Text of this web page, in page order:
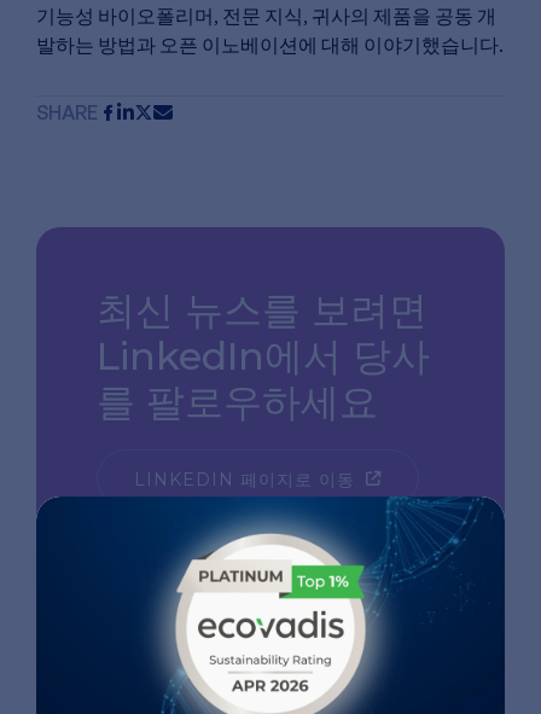
기능성 바이오폴리머, 전문 지식, 귀사의 제품을 공동 개
발하는 방법과 오픈 이노베이션에 대해 이야기했습니다.
SHARE
최신 뉴스를 보려면
LinkedIn에서 당사
를 팔로우하세요
LINKEDIN 페이지로 이동